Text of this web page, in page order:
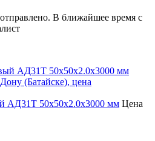
В ближайшее время с
АД31Т 50х50х2.0х3000 мм Цена